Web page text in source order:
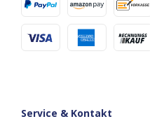
Service & Kontakt